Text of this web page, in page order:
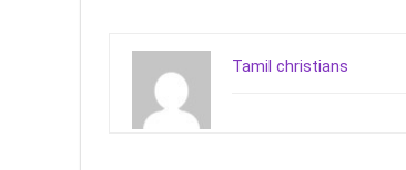
Tamil christians